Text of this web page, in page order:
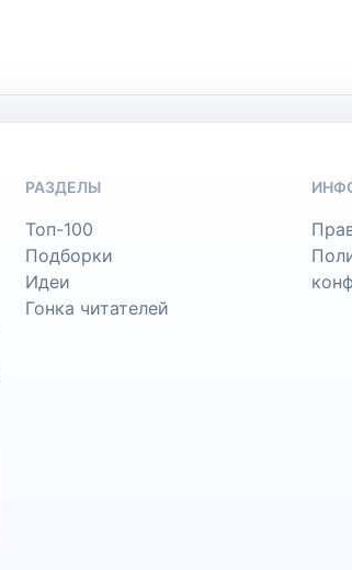
РАЗДЕЛЫ
Топ-100
Подборки
Идеи
Гонка читателей